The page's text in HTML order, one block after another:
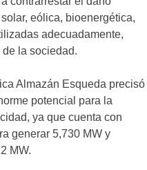
eólica, bioenergética,
adecuadamente,
la sociedad.
Almazán Esqueda precisó
potencial para la
ya que cuenta con
generar 5,730 MW y
MW.